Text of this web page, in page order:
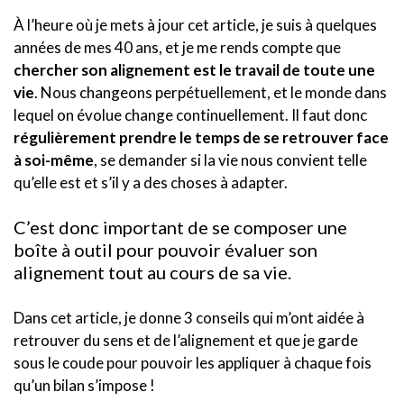
À l’heure où je mets à jour cet article, je suis à quelques
années de mes 40 ans, et je me rends compte que
chercher son alignement est le travail de toute une
vie. Nous changeons perpétuellement, et le monde dans
lequel on évolue change continuellement. Il faut donc
régulièrement prendre le temps de se retrouver face
à soi-même, se demander si la vie nous convient telle
qu’elle est et s’il y a des choses à adapter.
C’est donc important de se composer une
boîte à outil pour pouvoir évaluer son
alignement tout au cours de sa vie.
Dans cet article, je donne 3 conseils qui m’ont aidée à
retrouver du sens et de l’alignement et que je garde
sous le coude pour pouvoir les appliquer à chaque fois
qu’un bilan s’impose !